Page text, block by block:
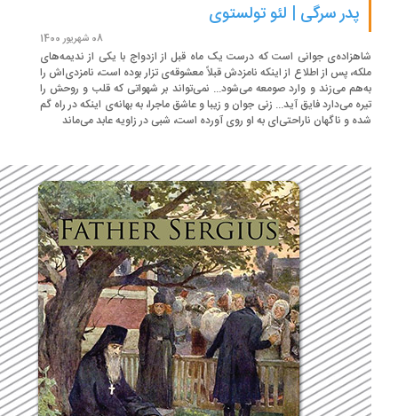
پدر سرگی | لئو تولستوی
جوانی است که درست یک ماه قبل از ازدواج با یکی از ندیمه‌های
پس از اطلاع از اینکه نامزدش قبلاً معشوقه‌ی تزار بوده است، نامزدی‌اش را
می‌زند و وارد صومعه می‌شود... نمی‌تواند بر شهواتی که قلب و روحش را
می‌دارد فایق آید... زنی جوان و زیبا و عاشق ماجرا، به بهانه‌ی اینکه در راه گم
و ناگهان ناراحتی‌ای به او روی آورده است، شبی در زاویه عابد می‌ماند